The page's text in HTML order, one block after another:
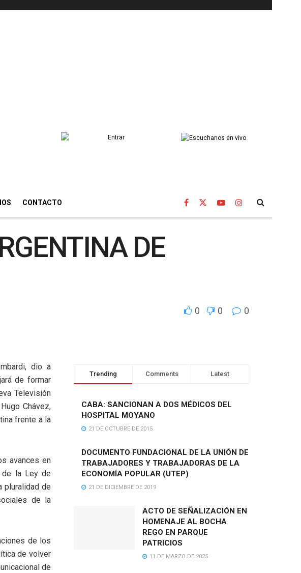
CONTACTO
DE
0 0 0
dio a
de formar
Televisión
Chávez,
frente a la
avances en
de la Ley de
pluralidad de
de la
de los
de volver
de
Trending Comments Latest
CABA: SANCIONAN A DOS MÉDICOS DEL
HOSPITAL MOYANO
21 DE OCTUBRE DE 2015
DOCUMENTO FUNDACIONAL DE LA UNIÓN DE
TRABAJADORES Y TRABAJADORAS DE LA
ECONOMÍA POPULAR (UTEP)
21 DE DICIEMBRE DE 2019
ACTO DE SEÑALIZACIÓN EN
HOMENAJE AL BOCHA
REGO EN PARQUE
PATRICIOS
11 DE MARZO DE 2025